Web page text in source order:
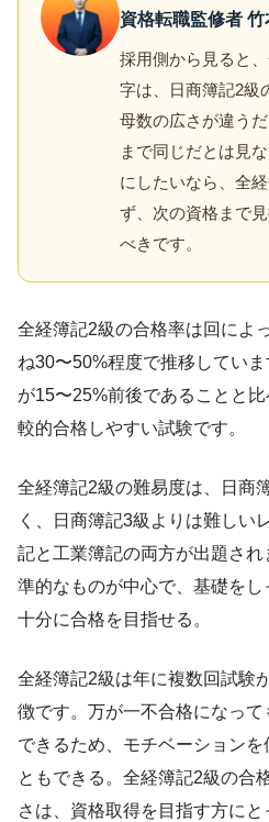
資格転職監修者 竹
採用側から見ると
字は、日商簿記2級
母数の広さが違う
まで同じだとは見
にしたいなら、全
ず、次の資格まで
べきです。
全経簿記2級の合格率は回によ
ね30〜50%程度で推移してい
が15〜25%前後であることと
較的合格しやすい試験です。
全経簿記2級の難易度は、日商
く、日商簿記3級よりは難しい
記と工業簿記の両方が出題さ
準的なものが中心で、基礎を
十分に合格を目指せる。
全経簿記2級は年に複数回試験
徴です。万が一不合格になっ
できるため、モチベーション
ともできる。全経簿記2級の合
さは、資格取得を目指す方に